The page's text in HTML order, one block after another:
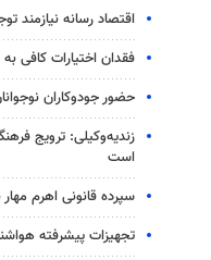
اقتصاد رسانه نیازمند
فقدان اختیارات کافی
حضور جودوکاران
زندیه‌وکیلی: ترویج
است
سپرده قانونی اهرم مهار
تجهیزات پیشرفته